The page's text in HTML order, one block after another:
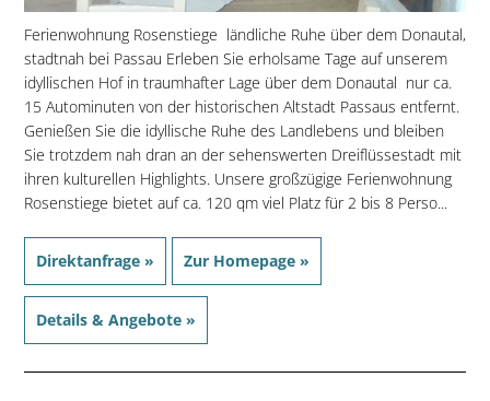
Ferienwohnung Rosenstiege  ländliche Ruhe über dem Donautal,
stadtnah bei Passau Erleben Sie erholsame Tage auf unserem
idyllischen Hof in traumhafter Lage über dem Donautal  nur ca.
15 Autominuten von der historischen Altstadt Passaus entfernt.
Genießen Sie die idyllische Ruhe des Landlebens und bleiben
Sie trotzdem nah dran an der sehenswerten Dreiflüssestadt mit
ihren kulturellen Highlights. Unsere großzügige Ferienwohnung
Rosenstiege bietet auf ca. 120 qm viel Platz für 2 bis 8 Perso...
Direktanfrage » Zur Homepage »
Details & Angebote »